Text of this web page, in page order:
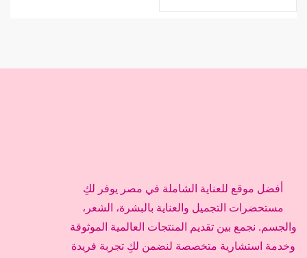
أفضل موقع للعناية الشاملة في مصر يوفر لكِ
مستحضرات التجميل والعناية بالبشرة، الشعر،
والجسم. نجمع بين تقديم المنتجات العالمية الموثوقة
وخدمة استشارية متخصصة لنضمن لكِ تجربة فريدة